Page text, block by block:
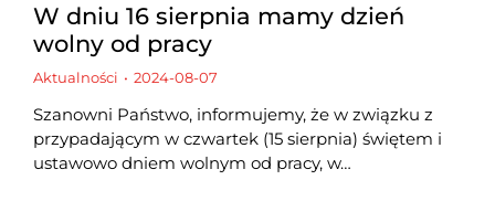
W dniu 16 sierpnia mamy dzień
wolny od pracy
Aktualności 2024-08-07
Szanowni Państwo, informujemy, że w związku z
przypadającym w czwartek (15 sierpnia) świętem i
ustawowo dniem wolnym od pracy, w…